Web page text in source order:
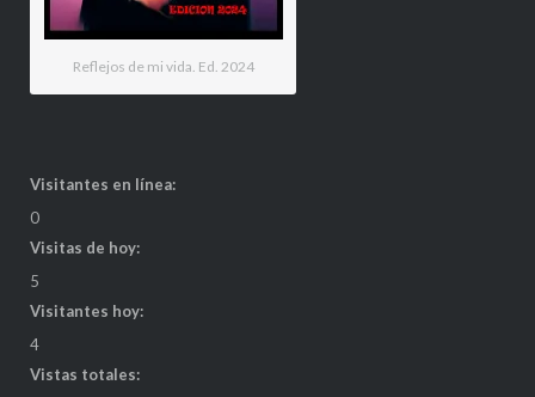
Reflejos de mi vida. Ed. 2024
Visitantes en línea:
0
Visitas de hoy:
5
Visitantes hoy:
4
Vistas totales: